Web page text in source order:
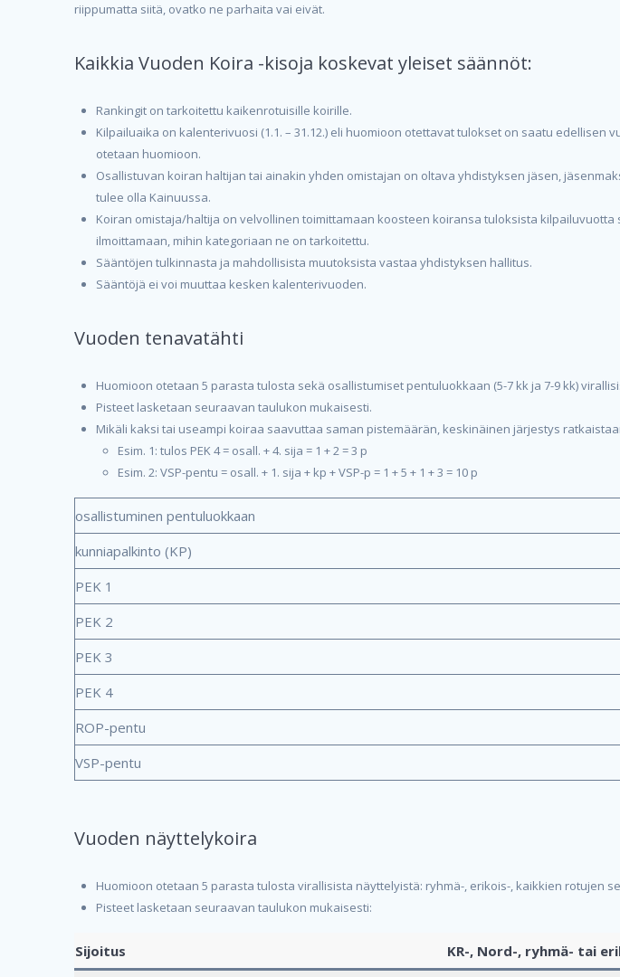
riippumatta siitä, ovatko ne parhaita vai eivät.
Kaikkia Vuoden Koira -kisoja koskevat yleiset säännöt:
Rankingit on tarkoitettu kaikenrotuisille koirille.
Kilpailuaika on kalenterivuosi (1.1. – 31.12.) eli huomioon otettavat tulokset on saatu
otetaan huomioon.
Osallistuvan koiran haltijan tai ainakin yhden omistajan on oltava yhdistyksen jäsen,
tulee olla Kainuussa.
Koiran omistaja/haltija on velvollinen toimittamaan koosteen koiransa tuloksista
ilmoittamaan, mihin kategoriaan ne on tarkoitettu.
Sääntöjen tulkinnasta ja mahdollisista muutoksista vastaa yhdistyksen hallitus.
Sääntöjä ei voi muuttaa kesken kalenterivuoden.
Vuoden tenavatähti
Huomioon otetaan 5 parasta tulosta sekä osallistumiset pentuluokkaan (5-7 kk ja 7-9 kk)
Pisteet lasketaan seuraavan taulukon mukaisesti.
Mikäli kaksi tai useampi koiraa saavuttaa saman pistemäärän, keskinäinen järjestys
Esim. 1: tulos PEK 4 = osall. + 4. sija = 1 + 2 = 3 p
Esim. 2: VSP-pentu = osall. + 1. sija + kp + VSP-p = 1 + 5 + 1 + 3 = 10 p
osallistuminen pentuluokkaan
kunniapalkinto (KP)
PEK 1
PEK 2
PEK 3
PEK 4
ROP-pentu
VSP-pentu
Vuoden näyttelykoira
Huomioon otetaan 5 parasta tulosta virallisista näyttelyistä: ryhmä-, erikois-, kaikkien rotujen
Pisteet lasketaan seuraavan taulukon mukaisesti:
Sijoitus KR-, Nord-, ryhmä- tai